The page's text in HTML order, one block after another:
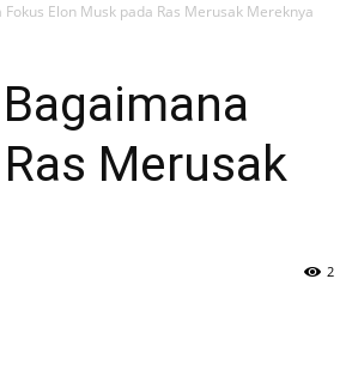
Elon Musk pada Ras Merusak Mereknya
Merusak
2